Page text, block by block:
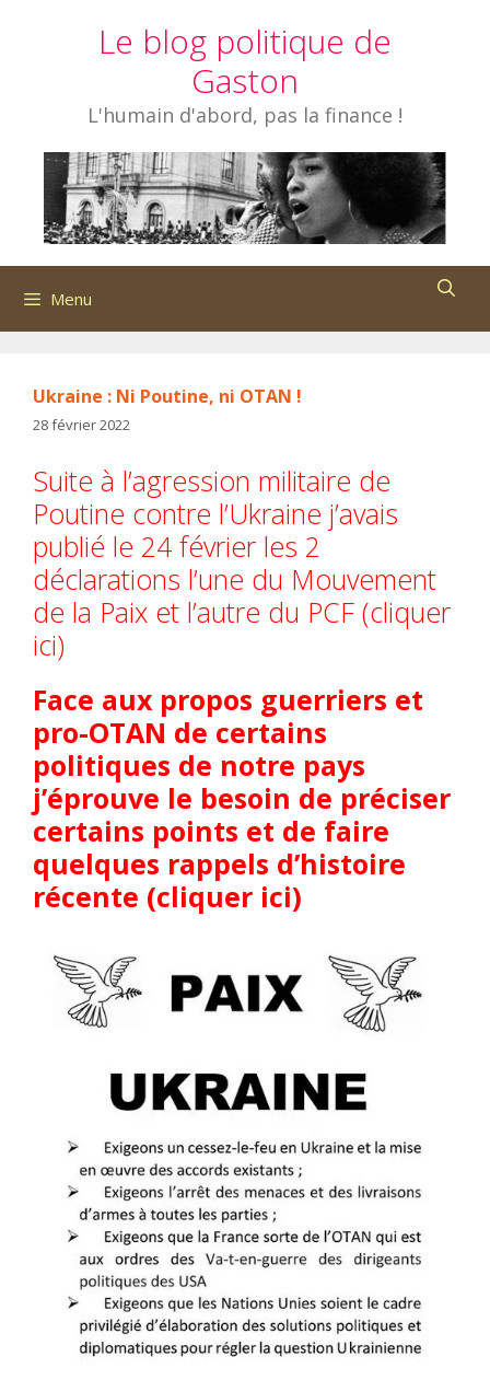
Le blog politique de
Gaston
L'humain d'abord, pas la finance !
Menu
Ukraine : Ni Poutine, ni OTAN !
28 février 2022
Suite à l’agression militaire de
Poutine contre l’Ukraine j’avais
publié le 24 février les 2
déclarations l’une du Mouvement
de la Paix et l’autre du PCF (cliquer
ici)
Face aux propos guerriers et
pro-OTAN de certains
politiques de notre pays
j’éprouve le besoin de préciser
certains points et de faire
quelques rappels d’histoire
récente (cliquer ici)